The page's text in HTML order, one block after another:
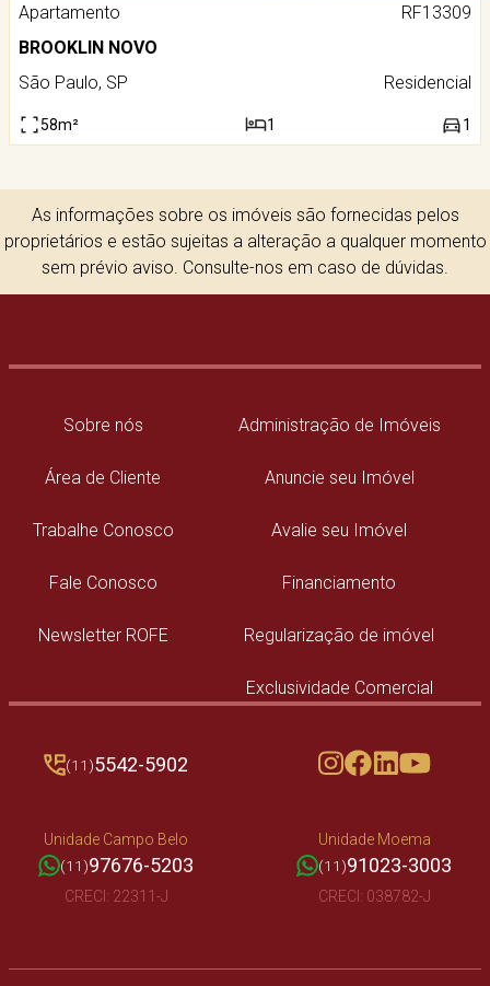
Apartamento
RF13309
BROOKLIN NOVO
São Paulo, SP
Residencial
58m² 1 1
As informações sobre os imóveis são fornecidas pelos
proprietários e estão sujeitas a alteração a qualquer momento
sem prévio aviso. Consulte-nos em caso de dúvidas.
Sobre nós
Área de Cliente
Trabalhe Conosco
Fale Conosco
Newsletter ROFE
Administração de Imóveis
Anuncie seu Imóvel
Avalie seu Imóvel
Financiamento
Regularização de imóvel
Exclusividade Comercial
(11)5542-5902
Unidade Campo Belo
(11)97676-5203
CRECI: 22311-J
Unidade Moema
(11)91023-3003
CRECI: 038782-J